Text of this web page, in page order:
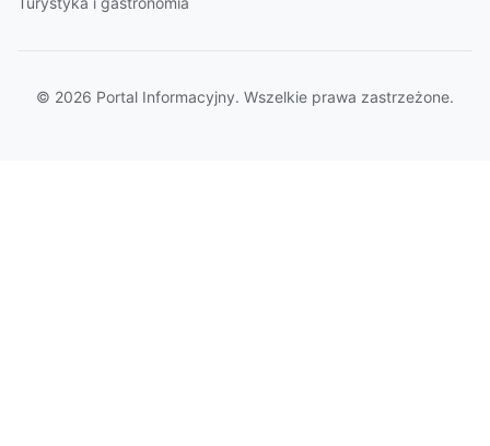
© 2026 Portal Informacyjny. Wszelkie prawa zastrzeżone.